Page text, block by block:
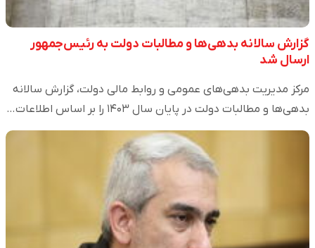
گزارش سالانه بدهی‌ها و مطالبات دولت به رئیس‌جمهور
ارسال شد
مرکز مدیریت بدهی‌های عمومی و روابط مالی دولت، گزارش سالانه
بدهی‌ها و مطالبات دولت در پایان سال ۱۴۰۳ را بر اساس اطلاعات…